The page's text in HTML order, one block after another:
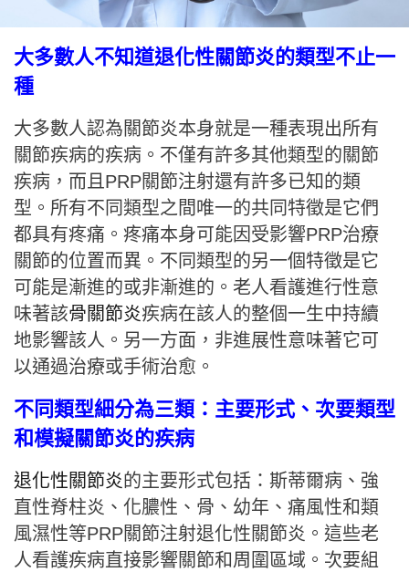
大多數人不知道退化性關節炎的類型不止一
種
大多數人認為關節炎本身就是一種表現出所有
關節疾病的疾病。不僅有許多其他類型的關節
疾病，而且PRP關節注射還有許多已知的類
型。所有不同類型之間唯一的共同特徵是它們
都具有疼痛。疼痛本身可能因受影響PRP治療
關節的位置而異。不同類型的另一個特徵是它
可能是漸進的或非漸進的。老人看護進行性意
味著該骨關節炎疾病在該人的整個一生中持續
地影響該人。另一方面，非進展性意味著它可
以通過治療或手術治愈。
不同類型細分為三類：主要形式、次要類型
和模擬關節炎的疾病
退化性關節炎的主要形式包括：斯蒂爾病、強
直性脊柱炎、化膿性、骨、幼年、痛風性和類
風濕性等PRP關節注射退化性關節炎。這些老
人看護疾病直接影響關節和周圍區域。次要組